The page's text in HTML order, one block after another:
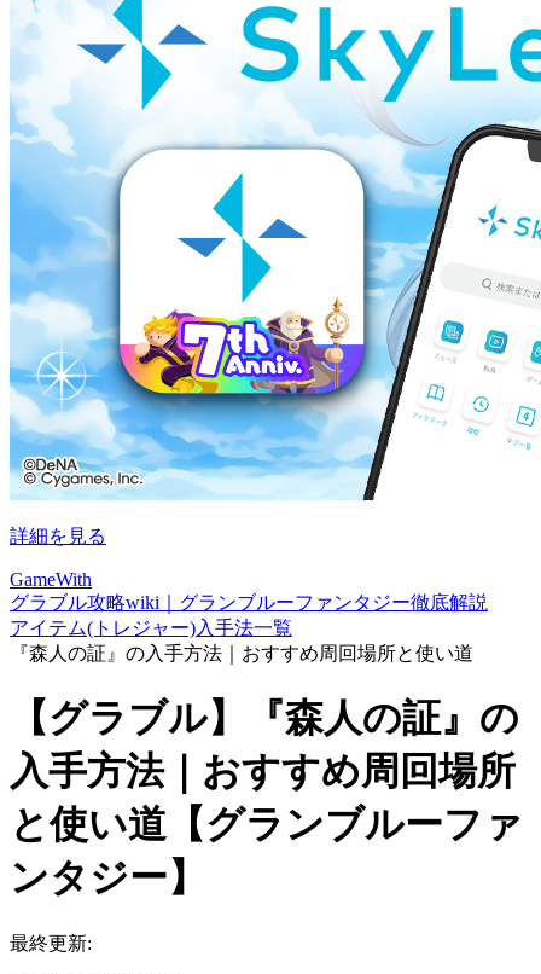
詳細を見る
GameWith
グラブル攻略wiki｜グランブルーファンタジー徹底解説
アイテム(トレジャー)入手法一覧
『森人の証』の入手方法｜おすすめ周回場所と使い道
【グラブル】『森人の証』の
入手方法｜おすすめ周回場所
と使い道【グランブルーファ
ンタジー】
最終更新: